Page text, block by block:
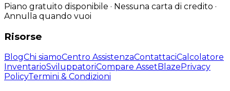
Piano gratuito disponibile · Nessuna carta di credito ·
Annulla quando vuoi
Risorse
BlogChi siamoCentro AssistenzaContattaciCalcolatore
InventarioSviluppatoriCompare AssetBlazePrivacy
PolicyTermini & Condizioni